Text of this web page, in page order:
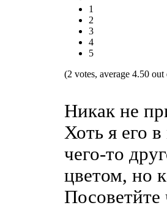
1
2
3
4
5
(2 votes, average 4.50 out
Никак не
Хоть я его
чего-то
цветом, но
Посоветйте